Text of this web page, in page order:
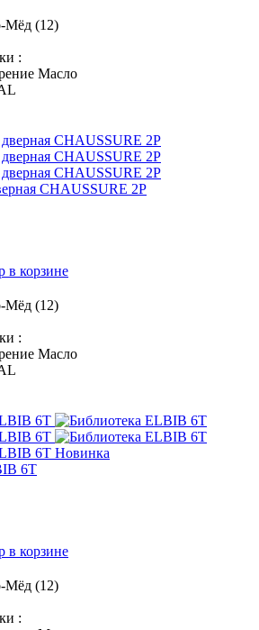
Мёд (12)
:
Масло
CHAUSSURE 2P
в корзине
Мёд (12)
:
Масло
Новинка
6T
в корзине
Мёд (12)
: